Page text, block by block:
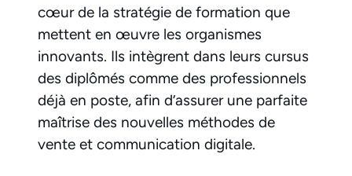
cœur de la stratégie de formation que
mettent en œuvre les organismes
innovants. Ils intègrent dans leurs cursus
des diplômés comme des professionnels
déjà en poste, afin d’assurer une parfaite
maîtrise des nouvelles méthodes de
vente et communication digitale.